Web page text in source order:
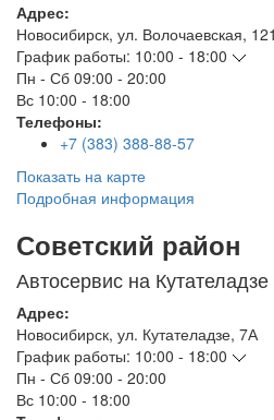
Адрес:
Новосибирск, ул. Волочаевская, 121
График работы: 10:00 - 18:00
Пн - Сб 09:00 - 20:00
Вс 10:00 - 18:00
Телефоны:
+7 (383) 388-88-57
Показать на карте
Подробная информация
Советский район
Автосервис на Кутателадзе
Адрес:
Новосибирск, ул. Кутателадзе, 7А
График работы: 10:00 - 18:00
Пн - Сб 09:00 - 20:00
Вс 10:00 - 18:00